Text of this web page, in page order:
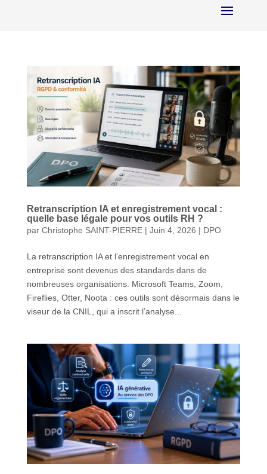
Retranscription IA et enregistrement vocal :
quelle base légale pour vos outils RH ?
par Christophe SAINT-PIERRE| Juin 4, 2026 | DPO
La retranscription IA et l’enregistrement vocal en
entreprise sont devenus des standards dans de
nombreuses organisations. Microsoft Teams, Zoom,
Fireflies, Otter, Noota : ces outils sont désormais dans le
viseur de la CNIL, qui a inscrit l’analyse...